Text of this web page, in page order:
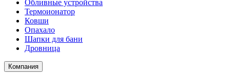
Обливные устройства
Термоионатор
Ковши
Опахало
Шапки для бани
Дровница
Компания